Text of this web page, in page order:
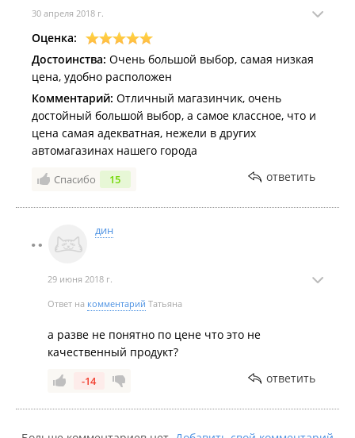
30 апреля 2018 г.
Оценка:
Достоинства: Очень большой выбор, самая низкая
цена, удобно расположен
Комментарий: Отличный магазинчик, очень
достойный большой выбор, а самое классное, что и
цена самая адекватная, нежели в других
автомагазинах нашего города
Спасибо 15 ответить
дин
29 июня 2018 г.
Ответ на комментарий Татьяна
а разве не понятно по цене что это не
качественный продукт?
-14 ответить